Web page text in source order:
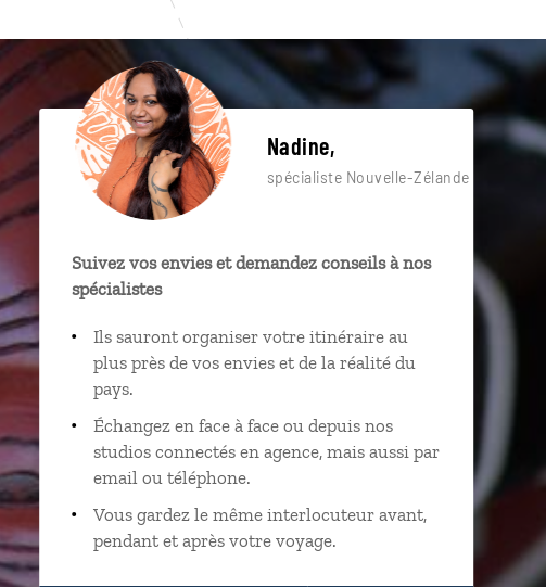
Nadine,
spécialiste Nouvelle-Zélande
Suivez vos envies et demandez conseils à nos
spécialistes
Ils sauront organiser votre itinéraire au
plus près de vos envies et de la réalité du
pays.
Échangez en face à face ou depuis nos
studios connectés en agence, mais aussi par
email ou téléphone.
Vous gardez le même interlocuteur avant,
pendant et après votre voyage.